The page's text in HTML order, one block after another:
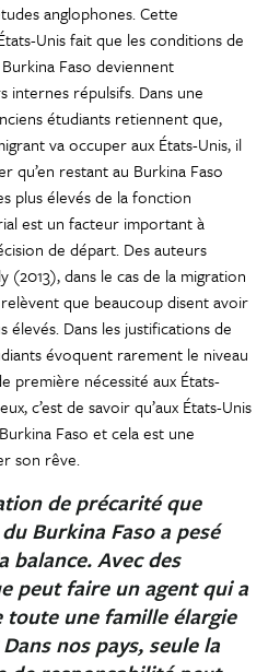
anglophones. Cette
Unis fait que les conditions de
Faso deviennent
internes répulsifs. Dans une
étudiants retiennent que,
va occuper aux États-Unis, il
qu’en restant au Burkina Faso
plus élevés de la fonction
est un facteur important à
de départ. Des auteurs
dans le cas de la migration
relèvent que beaucoup disent avoir
élevés. Dans les justifications de
évoquent rarement le niveau
première nécessité aux États-
c’est de savoir qu’aux États-Unis
Faso et cela est une
son rêve.
de précarité que
Burkina Faso a pesé
balance. Avec des
peut faire un agent qui a
une famille élargie
nos pays, seule la